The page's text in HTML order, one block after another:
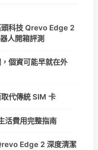
科技 Qrevo Edge 2
人開箱評測
個資可能早就在外
代傳統 SIM 卡
活費用完整指南
Edge 2 深度清潔